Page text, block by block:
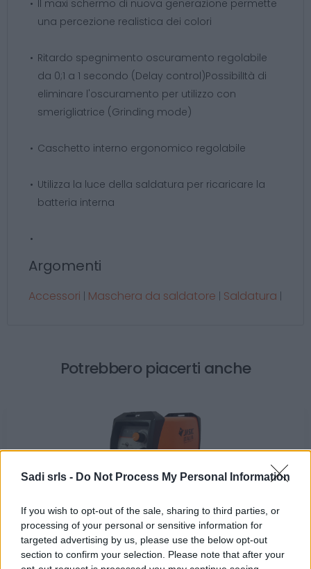
Sadi srls - Do Not Process My Personal Information
If you wish to opt-out of the sale, sharing to third parties, or
processing of your personal or sensitive information for
targeted advertising by us, please use the below opt-out
section to confirm your selection. Please note that after your
Il maxi schermo di nuova generazione permette
una percezione realistica dei colori
Ritardo spegnimento oscuramento regolabile
da 0;1 a 1 secondo (Delay control)PossibilItà di
eliminare l'oscuramento per utilizzo con
smerigliatrice (Grinding mode)
Caschetto interno ergonomico regolabile
Utilizza la luce della saldatura per ricaricare la
batteria interna
Argomenti
Accessori | Maschera da saldatore | Saldatura |
Potrebbero piacerti anche
Saldatrice ad elettrodo professionale Jasic Lift Tig
160A Pro Arc160 Z211 + kit cavi elettrodo
279,00 €